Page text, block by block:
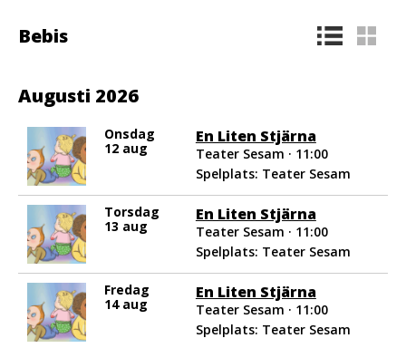
Bebis
Augusti 2026
Onsdag
12 aug
En Liten Stjärna
Teater Sesam · 11:00
Spelplats: Teater Sesam
Torsdag
13 aug
En Liten Stjärna
Teater Sesam · 11:00
Spelplats: Teater Sesam
Fredag
14 aug
En Liten Stjärna
Teater Sesam · 11:00
Spelplats: Teater Sesam